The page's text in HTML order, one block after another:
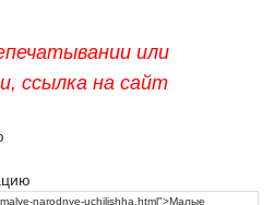
или
ссылка на сайт